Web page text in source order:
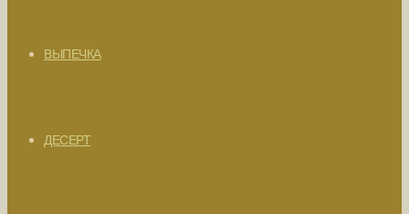
ВЫПЕЧКА
ДЕСЕРТ